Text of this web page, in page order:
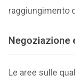
raggiungimento
Negoziazione
Le aree sulle